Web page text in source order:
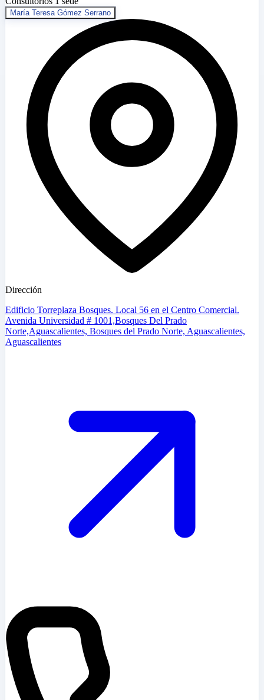
María Teresa Gómez Serrano
Dirección
Edificio Torreplaza Bosques. Local 56 en el Centro Comercial.
Avenida Universidad # 1001,Bosques Del Prado
Norte,Aguascalientes, Bosques del Prado Norte, Aguascalientes,
Aguascalientes